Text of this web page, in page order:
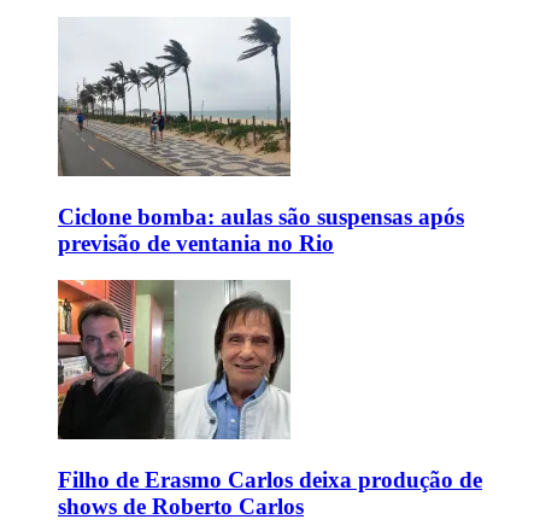
Ciclone bomba: aulas são suspensas após
previsão de ventania no Rio
Filho de Erasmo Carlos deixa produção de
shows de Roberto Carlos